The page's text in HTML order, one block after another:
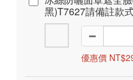
黑)T7627請備註款
優惠價